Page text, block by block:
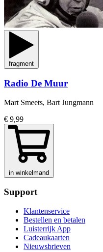
fragment
Radio De Muur
Mart Smeets, Bart Jungmann
€ 9,99
in winkelmand
Support
Klantenservice
Bestellen en betalen
Luisterrijk App
Cadeaukaarten
Nieuwsbrieven